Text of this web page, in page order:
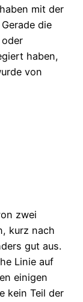
mit der
die
haben,
von
zwei
kurz nach
gut aus.
Linie auf
einigen
kein Teil der